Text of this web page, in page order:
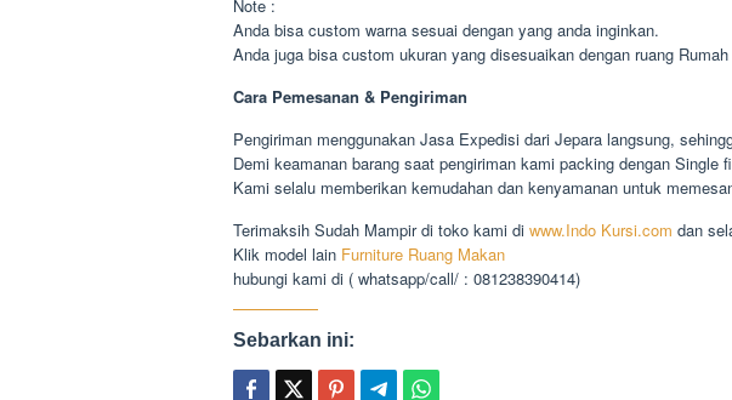
Note :
Anda bisa custom warna sesuai dengan yang anda inginkan.
Anda juga bisa custom ukuran yang disesuaikan dengan ruang
Cara Pemesanan & Pengiriman
Pengiriman menggunakan Jasa Expedisi dari Jepara langsung,
Demi keamanan barang saat pengiriman kami packing dengan
Kami selalu memberikan kemudahan dan kenyamanan untuk
Terimaksih Sudah Mampir di toko kami di www.Indo Kursi.com dan
Klik model lain Furniture Ruang Makan
hubungi kami di ( whatsapp/call/ : 081238390414)
Sebarkan ini: